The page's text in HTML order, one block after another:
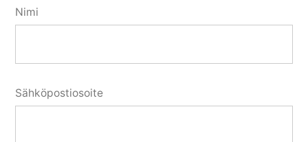
Nimi
Sähköpostiosoite